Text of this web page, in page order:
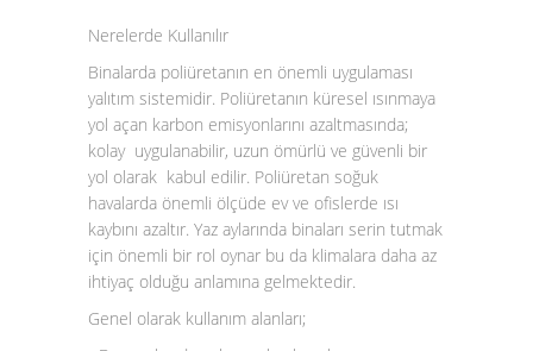
Nerelerde Kullanılır
Binalarda poliüretanın en önemli uygulaması
yalıtım sistemidir. Poliüretanın küresel ısınmaya
yol açan karbon emisyonlarını azaltmasında;
kolay uygulanabilir, uzun ömürlü ve güvenli bir
yol olarak kabul edilir. Poliüretan soğuk
havalarda önemli ölçüde ev ve ofislerde ısı
kaybını azaltır. Yaz aylarında binaları serin tutmak
için önemli bir rol oynar bu da klimalara daha az
ihtiyaç olduğu anlamına gelmektedir.
Genel olarak kullanım alanları;